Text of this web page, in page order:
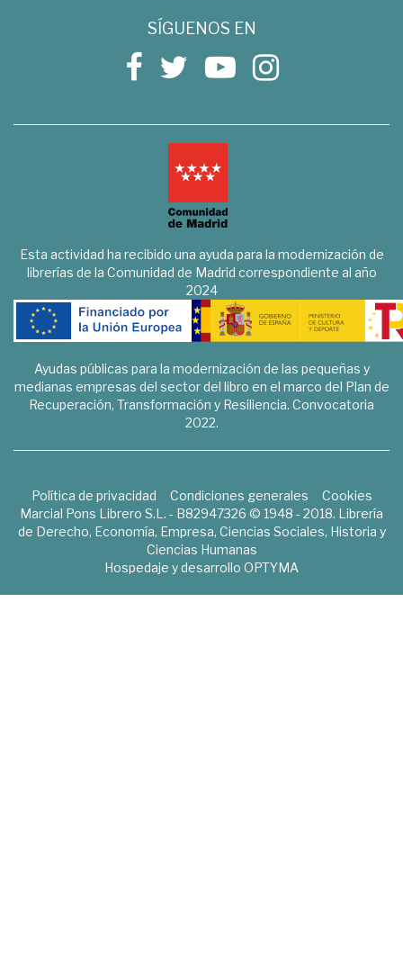
SÍGUENOS EN
Esta actividad ha recibido una ayuda para la modernización de
librerías de la Comunidad de Madrid correspondiente al año
2024
Ayudas públicas para la modernización de las pequeñas y
medianas empresas del sector del libro en el marco del Plan de
Recuperación, Transformación y Resiliencia. Convocatoria
2022.
Política de privacidad Condiciones generales
Cookies
Marcial Pons Librero S.L. - B82947326 © 1948 - 2018. Librería
de Derecho, Economía, Empresa, Ciencias Sociales, Historia y
Ciencias Humanas
Hospedaje y desarrollo OPTYMA